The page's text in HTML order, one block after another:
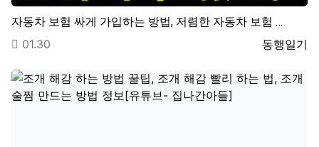
자동차 보험 싸게 가입하는 방법, 저렴한 자동차 보험 …
등록자
동행일기
등록일
01.30